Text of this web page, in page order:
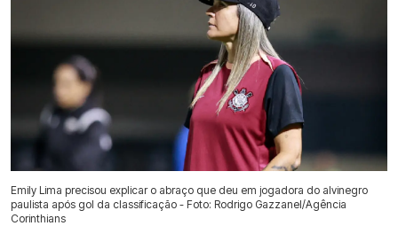
Emily Lima precisou explicar o abraço que deu em jogadora do alvinegro
paulista após gol da classificação - Foto: Rodrigo Gazzanel/Agência
Corinthians